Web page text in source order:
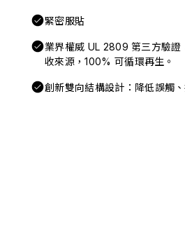
緊密服貼
業界權威 UL 2809 第三方驗證
收來源，100% 可循環再生。
創新雙向結構設計：降低誤觸